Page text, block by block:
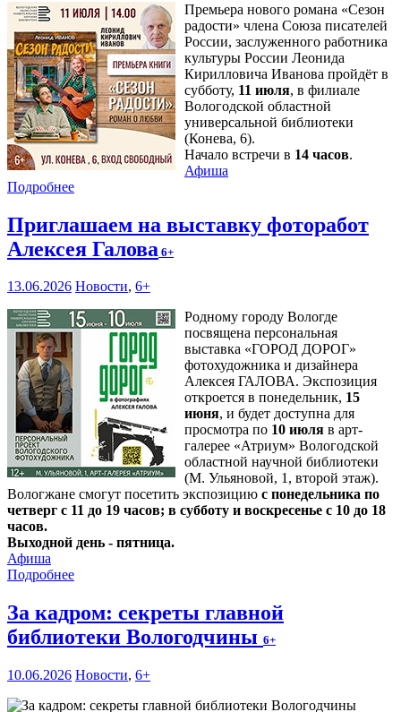
Премьера нового романа «Сезон
радости» члена Союза писателей
России, заслуженного работника
культуры России Леонида
Кирилловича Иванова пройдёт в
субботу, 11 июля, в филиале
Вологодской областной
универсальной библиотеки
(Конева, 6).
Начало встречи в 14 часов.
Афиша
Подробнее
Приглашаем на выставку фоторабот
Алексея Галова 6+
13.06.2026 Новости, 6+
Родному городу Вологде
посвящена персональная
выставка «ГОРОД ДОРОГ»
фотохудожника и дизайнера
Алексея ГАЛОВА. Экспозиция
откроется в понедельник, 15
июня, и будет доступна для
просмотра по 10 июля в арт-
галерее «Атриум» Вологодской
областной научной библиотеки
(М. Ульяновой, 1, второй этаж).
Вологжане смогут посетить экспозицию с понедельника по
четверг с 11 до 19 часов; в субботу и воскресенье с 10 до 18
часов.
Выходной день - пятница.
Афиша
Подробнее
За кадром: секреты главной
библиотеки Вологодчины 6+
10.06.2026 Новости, 6+